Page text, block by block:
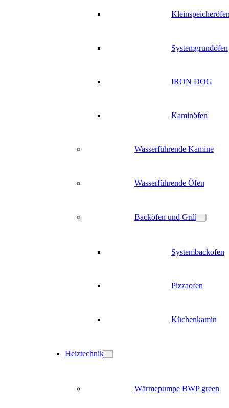
Systemgrundöfen
IRON DOG
Kaminöfen
Wasserführende Kamine
Wasserführende Öfen
Backöfen und Grill
Systembackofen
Pizzaofen
Küchenkamin
Heiztechnik
Wärmepumpe BWP green